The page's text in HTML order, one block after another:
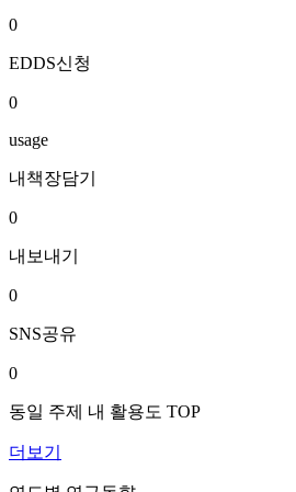
0
EDDS신청
0
usage
내책장담기
0
내보내기
0
SNS공유
0
동일 주제 내 활용도 TOP
더보기